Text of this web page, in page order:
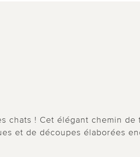
chats ! Cet élégant chemin
et de découpes élaborées